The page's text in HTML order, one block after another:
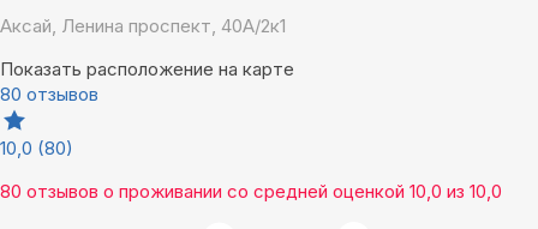
Аксай, Ленина проспект, 40А/2к1
Показать расположение на карте
80 отзывов
10,0 (80)
80 отзывов о проживании со средней оценкой 10,0 из 10,0